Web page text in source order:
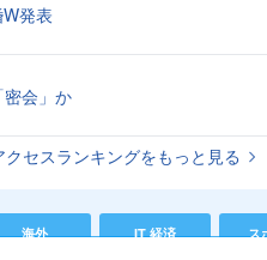
発表
会」か
クセスランキングをもっと見る
海外 IT 経済 ス